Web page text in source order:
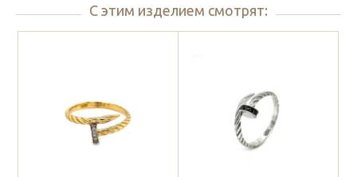
С этим изделием смотрят: